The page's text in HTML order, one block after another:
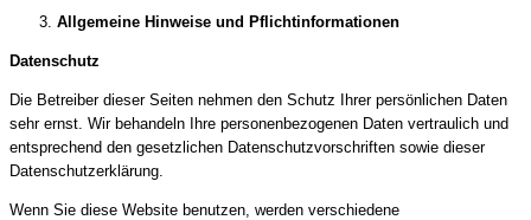
Allgemeine Hinweise und Pflicht­informationen
Datenschutz
Die Betreiber dieser Seiten nehmen den Schutz Ihrer persönlichen Daten
sehr ernst. Wir behandeln Ihre personenbezogenen Daten vertraulich und
entsprechend den gesetzlichen Datenschutzvorschriften sowie dieser
Datenschutzerklärung.
Wenn Sie diese Website benutzen, werden verschiedene